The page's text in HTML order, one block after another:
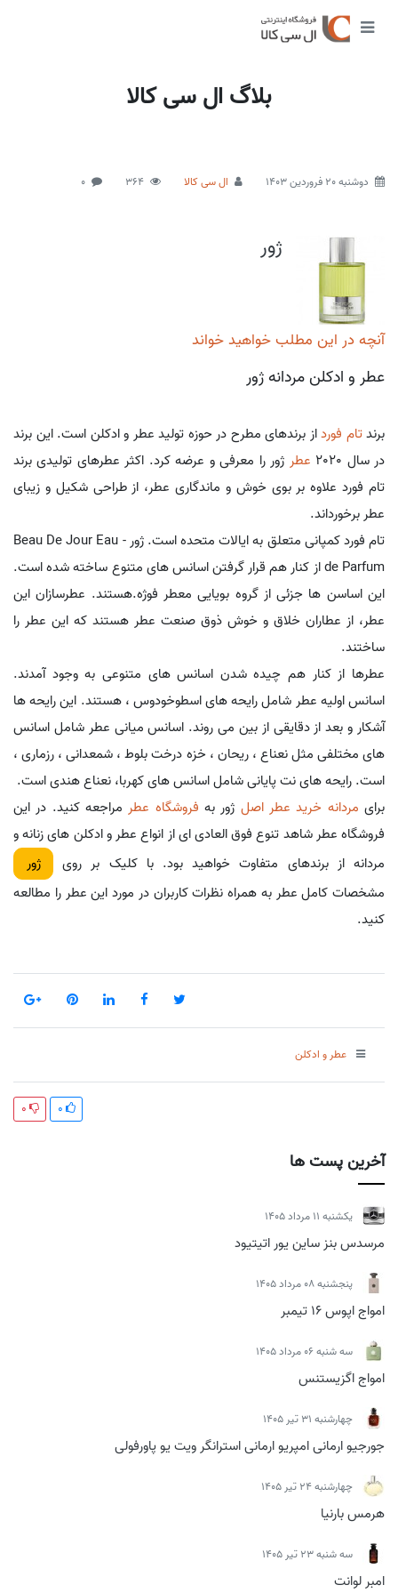
بلاگ ال سی کالا
آخرین پست ها
يكشنبه 11 مرداد 1405
مرسدس بنز ساین یور اتیتیود
پنجشنبه 08 مرداد 1405
امواج اپوس 16 تیمبر
سه شنبه 06 مرداد 1405
امواج اگزیستنس
چهارشنبه 31 تیر 1405
جورجیو ارمانی امپریو ارمانی استرانگر ویت یو پاورفولی
چهارشنبه 24 تیر 1405
هرمس بارنیا
سه شنبه 23 تیر 1405
امبر لوانت
دوشنبه 20 فروردین 1403 ال سی کالا 364
0
ژور
آنچه در این مطلب خواهید خواند
عطر و ادکلن مردانه ژور
برندتام فورداز برندهای مطرح در حوزه تولید عطر و ادکلن است. این برند
در سال 2020
عطر ژور را معرفی و عرضه کرد. اکثر عطرهای تولیدی برند
تام فورد علاوه بر بوی خوش و ماندگاری عطر، از طراحی شکیل و زیبای
عطر برخورداند.
تام فورد کمپانی متعلق به ایالات متحده است. ژور - Beau De Jour Eau
de Parfum از کنار هم قرار گرفتن اسانس های متنوع ساخته شده است.
این اساسن ها جزئی از گروه بویایی معطر فوژه.هستند. عطرسازان این
عطر، از عطاران خلاق و خوش ذوق صنعت عطر هستند که این عطر را
ساختند.
عطرها از کنار هم چیده شدن اسانس های متنوعی به وجود آمدند.
اسانس اولیه عطر شامل رایحه های اسطوخودوس ، هستند. این رایحه ها
آشکار و بعد از دقایقی از بین می روند. اسانس میانی عطر شامل اسانس
های مختلفی مثل نعناع ، ریحان ، خزه درخت بلوط ، شمعدانی ، رزماری ،
است. رایحه های نت پایانی شامل اسانس های کهربا، نعناع هندی است.
برای مردانه خرید عطر اصل ژور به فروشگاه عطر مراجعه کنید. در این
فروشگاه عطر شاهد تنوع فوق العادی ای از انواع عطر و ادکلن های زنانه و
مردانه از برندهای متفاوت خواهید بود. با کلیک بر روی
ژور
مشخصات کامل عطر به همراه نظرات کاربران در مورد این عطر را مطالعه
کنید.
عطر و ادکلن